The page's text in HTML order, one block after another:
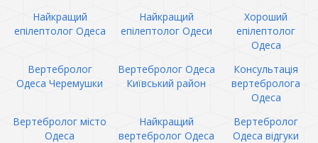
Найкращий
епілептолог Одеса
Найкращий
епілептолог Одеси
Хороший
епілептолог
Одеса
Вертебролог
Одеса Черемушки
Вертебролог Одеса
Київський район
Консультація
вертебролога
Одеса
Вертебролог місто
Одеса
Найкращий
вертебролог Одеса
Вертебролог
Одеса відгуки